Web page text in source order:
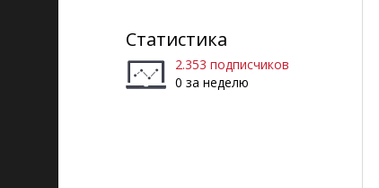
Статистика
2.353 подписчиков
0 за неделю